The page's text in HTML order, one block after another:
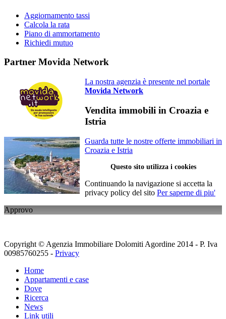
Aggiornamento tassi
Calcola la rata
Piano di ammortamento
Richiedi mutuo
Partner Movida Network
La nostra agenzia è presente nel portale
Movida Network
Vendita immobili in Croazia e
Istria
Guarda tutte le nostre offerte immobiliari in
Croazia e Istria
Questo sito utilizza i cookies
Continuando la navigazione si accetta la
privacy policy del sito Per saperne di piu'
Approvo
Copyright © Agenzia Immobiliare Dolomiti Agordine 2014 - P. Iva
00985760255 - Privacy
Home
Appartamenti e case
Dove
Ricerca
News
Link utili